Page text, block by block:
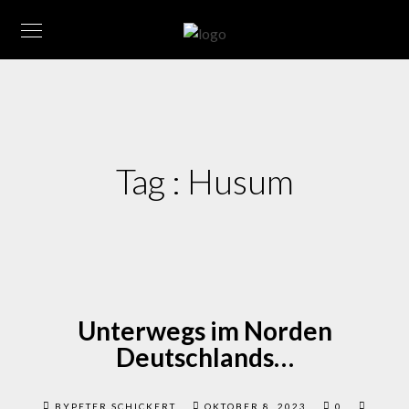
Tag : Husum
Unterwegs im Norden
Deutschlands…
BYPETER SCHICKERT OKTOBER 8, 2023 0